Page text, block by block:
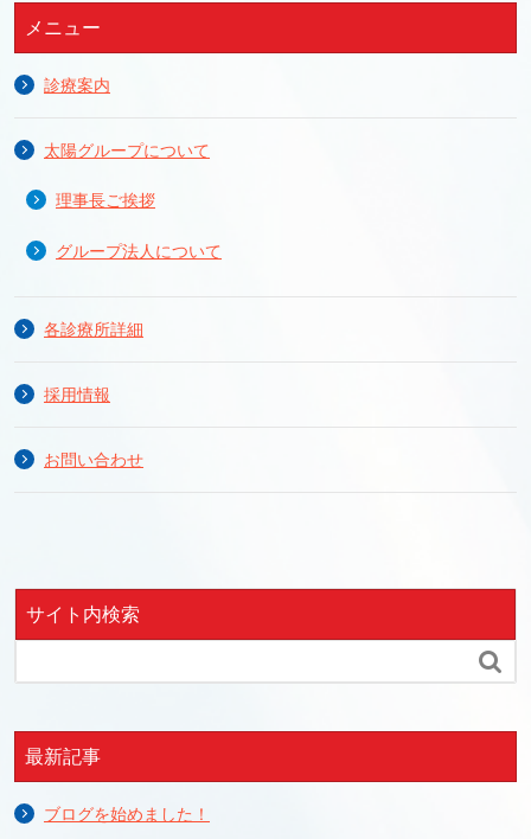
メニュー
診療案内
太陽グループについて
理事長ご挨拶
グループ法人について
各診療所詳細
採用情報
お問い合わせ
サイト内検索

最新記事
ブログを始めました！